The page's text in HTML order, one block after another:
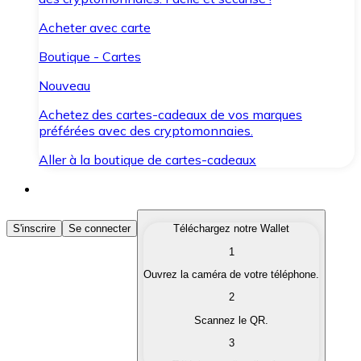
Acheter avec carte
Boutique - Cartes
Nouveau
Achetez des cartes-cadeaux de vos marques
préférées avec des cryptomonnaies.
Aller à la boutique de cartes-cadeaux
Acheter des Cryptomonnaies
Achetez les cryptomonnaies qui vous intéressent
Convertissez vos cryptomonnaies en monnaie
S'inscrire Se connecter
Téléchargez notre Wallet
1
Ouvrez la caméra de votre téléphone.
2
Scannez le QR.
3